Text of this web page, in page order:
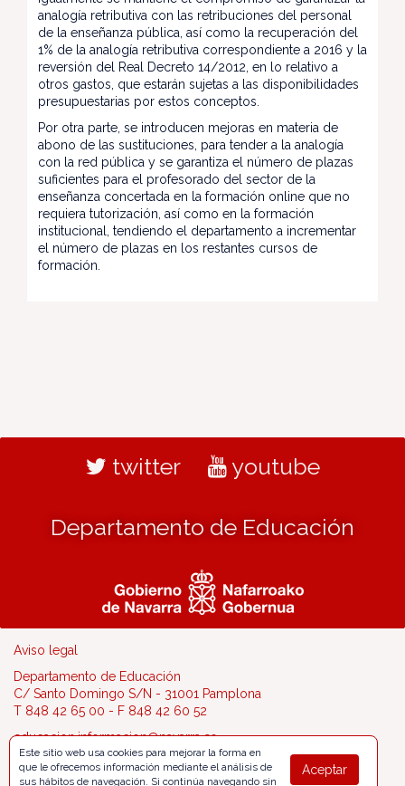
analogía retributiva con las retribuciones del personal
de la enseñanza pública, así como la recuperación del
1% de la analogía retributiva correspondiente a 2016 y la
reversión del Real Decreto 14/2012, en lo relativo a
otros gastos, que estarán sujetas a las disponibilidades
presupuestarias por estos conceptos.
Por otra parte, se introducen mejoras en materia de
abono de las sustituciones, para tender a la analogía
con la red pública y se garantiza el número de plazas
suficientes para el profesorado del sector de la
enseñanza concertada en la formación online que no
requiera tutorización, así como en la formación
institucional, tendiendo el departamento a incrementar
el número de plazas en los restantes cursos de
formación.
twitter youtube
Departamento de Educación
Aviso legal
Departamento de Educación
C/ Santo Domingo S/N - 31001 Pamplona
T 848 42 65 00 - F 848 42 60 52
educacion.informacion@navarra.es
Aceptar
Este sitio web usa cookies para mejorar la forma en
que le ofrecemos información mediante el análisis de
sus hábitos de navegación. Si continúa navegando sin